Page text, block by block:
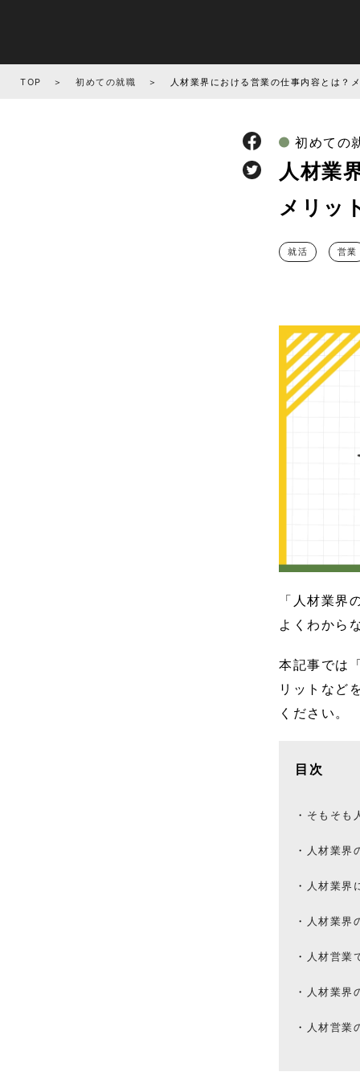
TOP 初めての就職 人材業界における営業の仕事内容とは？
初めての
人材業
メリッ
就活 営業
「人材業界
よくわから
本記事では
リットなど
ください。
目次
そもそも
人材業界
人材業界
人材業界
人材営業
人材業界
人材営業